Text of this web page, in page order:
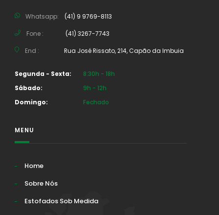
Whatsapp: (41) 9 9769-8113
Fone : (41) 3267-7743
End : Rua José Rissato, 214, Capão da Imbuia
Segunda - Sexta:
8:30h - 18h
Sábado:
9h - 12h
Domingo:
Fechado
MENU
Home
Sobre Nós
Estofados Sob Medida